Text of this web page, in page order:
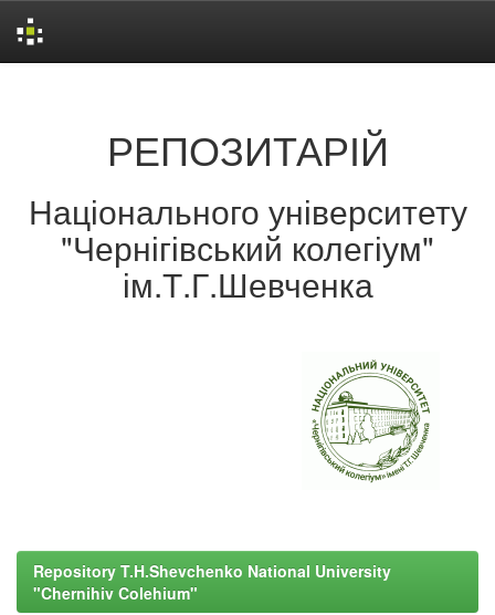
РЕПОЗИТАРІЙ
Національного університету
"Чернігівський колегіум"
ім.Т.Г.Шевченка
Repository T.H.Shevchenko National University
"Chernihiv Colehium"